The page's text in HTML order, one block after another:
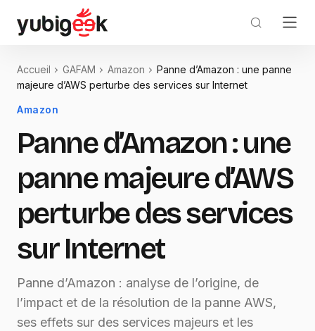
Accueil GAFAM Amazon
Panne d’Amazon : une panne
majeure d’AWS perturbe des services sur Internet
Amazon
Panne d’Amazon : une
panne majeure d’AWS
perturbe des services
sur Internet
Panne d’Amazon : analyse de l’origine, de
l’impact et de la résolution de la panne AWS,
ses effets sur des services majeurs et les